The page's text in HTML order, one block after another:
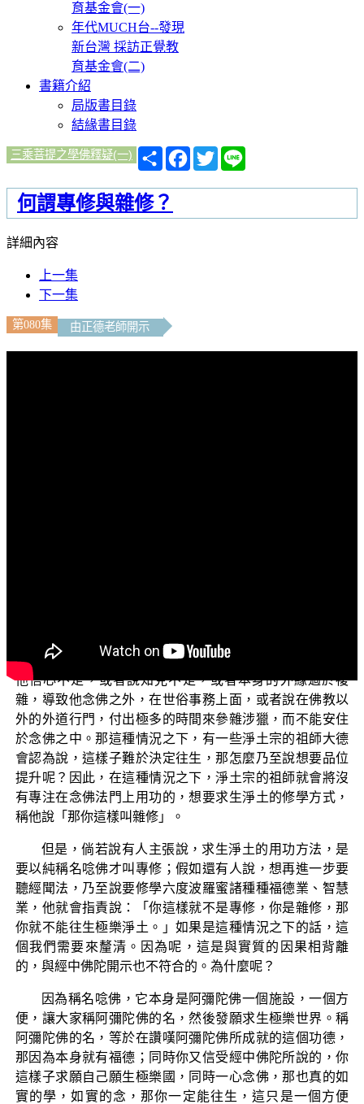
育基金會(一)
年代MUCH台--發現
新台灣 採訪正覺教
育基金會(二)
書籍介紹
局版書目錄
結緣書目錄
三乘菩提之學佛釋疑(一)
分
享
Facebook
Twitter
何謂專修與雜修？
詳細內容
上一集
下一集
第080集 由正德老師開示
修學淨土法門的，依於信願行的方法，當然希望自己
能夠因為念佛，而決定能往生。但是有一些念佛人，因為
他信心不足，或者說知見不足，或者本身的外緣過於複
雜，導致他念佛之外，在世俗事務上面，或者說在佛教以
外的外道行門，付出極多的時間來參雜涉獵，而不能安住
於念佛之中。那這種情況之下，有一些淨土宗的祖師大德
會認為說，這樣子難於決定往生，那怎麼乃至說想要品位
提升呢？因此，在這種情況之下，淨土宗的祖師就會將沒
有專注在念佛法門上用功的，想要求生淨土的修學方式，
稱他說「那你這樣叫雜修」。
但是，倘若說有人主張說，求生淨土的用功方法，是
要以純稱名唸佛才叫專修；假如還有人說，想再進一步要
聽經聞法，乃至說要修學六度波羅蜜諸種種福德業、智慧
業，他就會指責說：「你這樣就不是專修，你是雜修，那
你就不能往生極樂淨土。」如果是這種情況之下的話，這
個我們需要來釐清。因為呢，這是與實質的因果相背離
的，與經中佛陀開示也不符合的。為什麼呢？
因為稱名唸佛，它本身是阿彌陀佛一個施設，一個方
便，讓大家稱阿彌陀佛的名，然後發願求生極樂世界。稱
阿彌陀佛的名，等於在讚嘆阿彌陀佛所成就的這個功德，
那因為本身就有福德；同時你又信受經中佛陀所說的，你
這樣子求願自己願生極樂國，同時一心念佛，那也真的如
實的學，如實的念，那你一定能往生，這只是一個方便